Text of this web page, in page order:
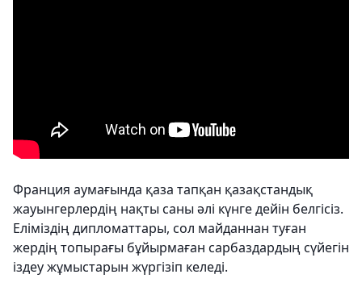
Франция аумағында қаза тапқан қазақстандық
жауынгерлердің нақты саны әлі күнге дейін белгісіз.
Еліміздің дипломаттары, сол майданнан туған
жердің топырағы бұйырмаған сарбаздардың сүйегін
іздеу жұмыстарын жүргізіп келеді.